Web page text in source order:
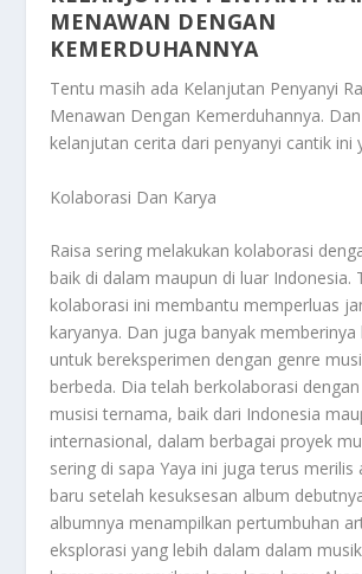
MENAWAN DENGAN
KEMERDUHANNYA
Tentu masih ada Kelanjutan Penyanyi
Menawan Dengan Kemerduhannya.
kelanjutan cerita dari penyanyi cantik ini
Kolaborasi Dan Karya
Raisa sering melakukan kolaborasi
baik di dalam maupun di luar Indonesia.
kolaborasi ini membantu memperluas
karyanya. Dan juga banyak
untuk bereksperimen dengan genre
berbeda. Dia telah berkolaborasi
musisi ternama, baik dari Indonesia
internasional, dalam berbagai proyek
sering di sapa Yaya ini juga terus merilis
baru setelah kesuksesan album
albumnya menampilkan pertumbuhan
eksplorasi yang lebih dalam dalam